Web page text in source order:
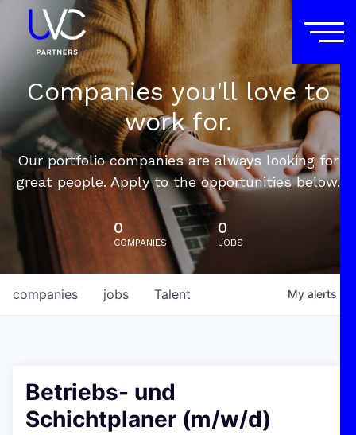
Companies you'll love to
work for.
Our portfolio companies are always looking for
great people. Apply to the opportunities below.
0
COMPANIES
0
JOBS
jobs
companies Talent My alerts
Betriebs- und
Schichtplaner (m/w/d)